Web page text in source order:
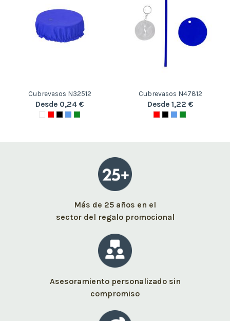
Cubrevasos N32512
Desde 0,24 €
Cubrevasos N47812
Desde 1,22 €
Más de 25 años en el
sector del regalo promocional
Asesoramiento personalizado sin
compromiso